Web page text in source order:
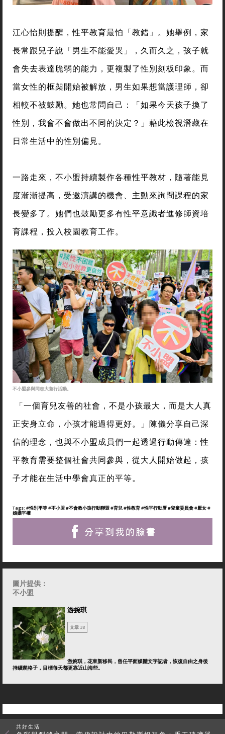
江心怡則提醒，性平教育最怕「教錯」。她舉例，家
長常跟兒子說「男生不能愛哭」，久而久之，孩子就
會失去表達脆弱的能力，更複製了性別刻板印象。而
當女性的框架開始被解放，男生如果想當護理師，卻
相較不被鼓勵。她也常問自己：「如果今天孩子換了
性別，我會不會做出不同的決定？」藉此檢視潛藏在
日常生活中的性別偏見。
一路走來，不小盟持續製作各種性平教材，隨著能見
度漸漸提高，受邀演講的機會、主動來詢問課程的家
長變多了。她們也鼓勵更多有性平意識者進修師資培
育課程，投入校園教育工作。
不小盟參與同志大遊行活動。
「一個育兒友善的社會，不是小孩最大，而是大人真
正安身立命，小孩才能過得更好。」陳儀分享自己深
信的理念，也與不小盟成員們一起透過行動傳達：性
平教育需要整個社會共同參與，從大人開始做起，孩
子才能在生活中學會真正的平等。
Tags: #性別平等#不小盟#不會教小孩行動聯盟#育兒#性教育#性平行動曆#兒童委員會#厭女#
婚姻平權
圖片提供：
不小盟
游婉琪
文章 38
游婉琪，花東新移民，曾任平面媒體文字記者，恢復自由之身後
持續爬格子，目標每天都更靠近山海些。
共好生活